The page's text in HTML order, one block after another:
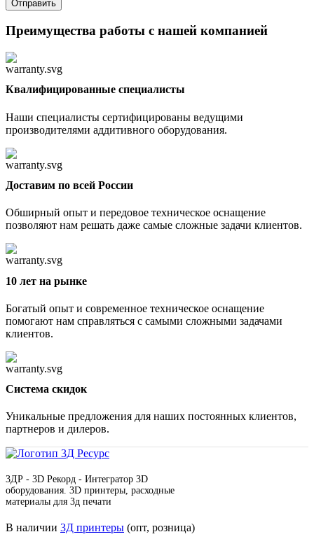
Преимущества работы с нашей компанией
Квалифицированные специалисты
Наши специалисты сертифицированы ведущими
производителями аддитивного оборудования.
Доставим по всей России
Обширный опыт и передовое техническое оснащение
позволяют нам решать даже самые сложные задачи клиентов.
10 лет на рынке
Богатый опыт и современное техническое оснащение
помогают нам справляться с самыми сложными задачами
клиентов.
Cистема скидок
Уникальные предложения для наших постоянных клиентов,
партнеров и дилеров.
3ДР - 3D Рекорд - Интегратор 3D
оборудования. 3D принтеры, расходные
материалы для 3д печати
В наличии 3Д принтеры (опт, розница)